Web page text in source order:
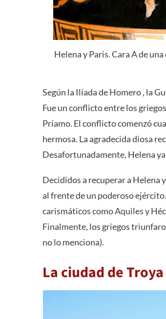
Helena y Paris. Cara A de
Según la Ilíada de Homero , la
Fue un conflicto entre los
Príamo. El conflicto comenzó
hermosa. La agradecida diosa
Desafortunadamente, Helena
Decididos a recuperar a Helena
al frente de un poderoso
carismáticos comoAquilesy
Finalmente, los griegos
no lo menciona).
La ciudad de